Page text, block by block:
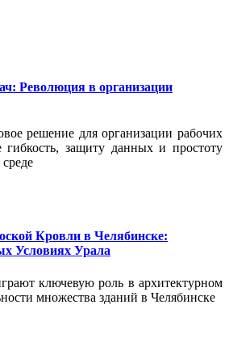
Революция в организации
решение для организации рабочих
гибкость, защиту данных и простоту
Кровли в Челябинске:
Условиях Урала
ключевую роль в архитектурном
множества зданий в Челябинске